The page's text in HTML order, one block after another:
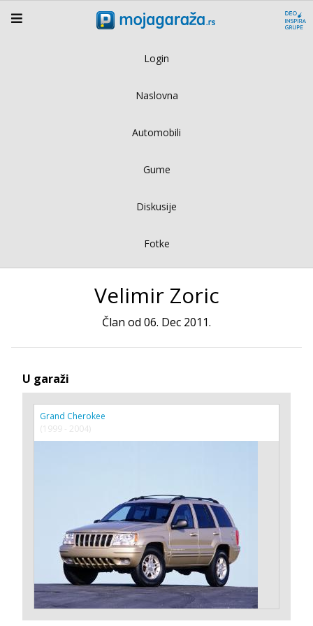
Login
Naslovna
Automobili
Gume
Diskusije
Fotke
Velimir Zoric
Član od 06. Dec 2011.
U garaži
Grand Cherokee
(1999 - 2004)